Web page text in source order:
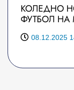
КОЛЕДНО
ФУТБОЛ НА
08.12.2025